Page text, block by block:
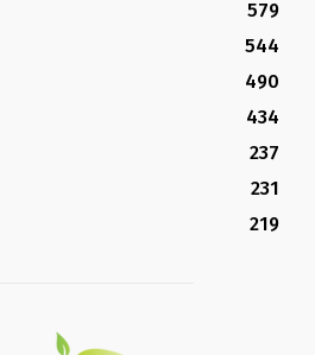
579
544
490
434
237
231
219